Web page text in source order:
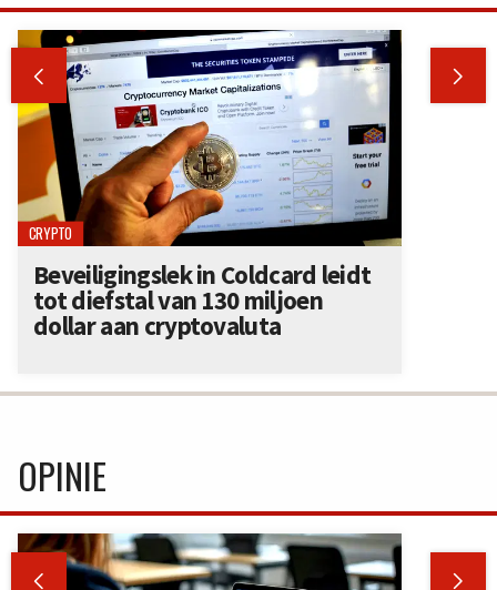
 
CRYPTO
Beveiligingslek in Coldcard leidt
tot diefstal van 130 miljoen
dollar aan cryptovaluta
OPINIE
 